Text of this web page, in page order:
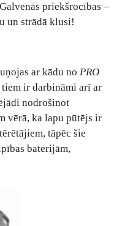
priekšrocības –
un strādā klusi!
ar kādu no PRO
ir darbināmi arī ar
nodrošinot
vērā, ka lapu pūtējs ir
tāpēc šie
baterijām,